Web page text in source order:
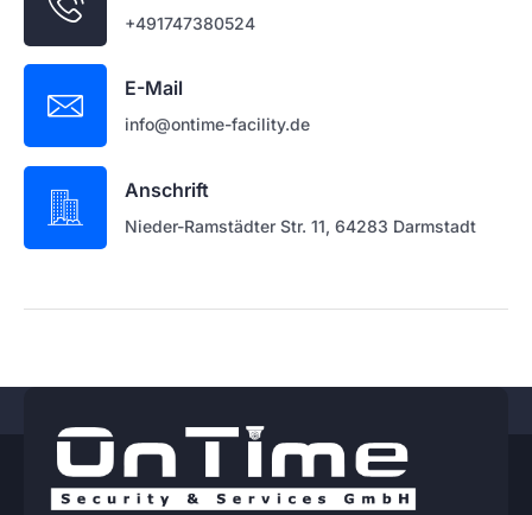
+491747380524
E-Mail
info@ontime-facility.de
Anschrift
Nieder-Ramstädter Str. 11, 64283 Darmstadt